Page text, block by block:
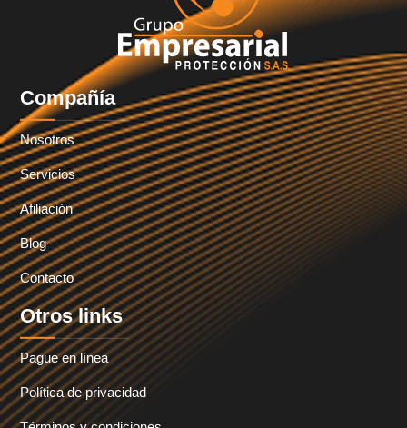
Compañía
Nosotros
Servicios
Afiliación
Blog
Contacto
Otros links
Pague en línea
Política de privacidad